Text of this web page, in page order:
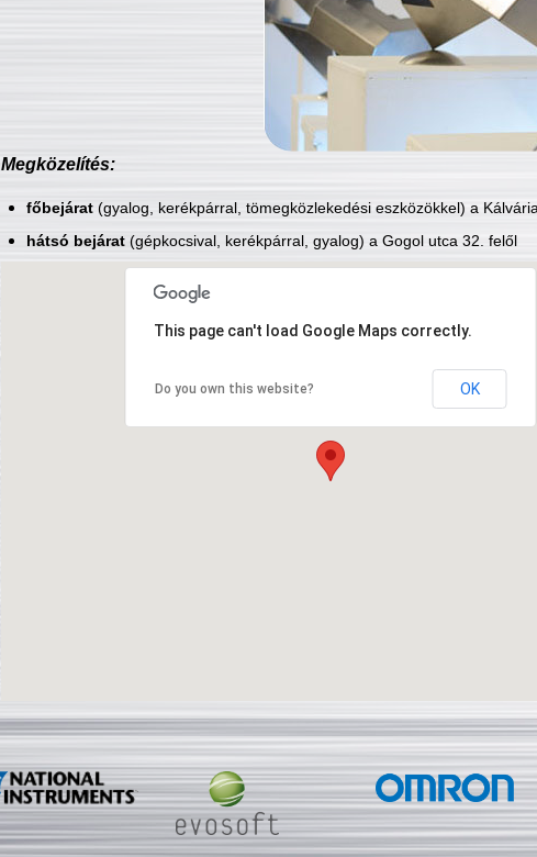
Megközelítés:
főbejárat(gyalog, kerékpárral, tömegközlekedési eszközökkel) a
hátsó bejárat(gépkocsival, kerékpárral, gyalog) a Gogol utca 32. felől
This page can't load Google Maps correctly.
Do you own this website? OK